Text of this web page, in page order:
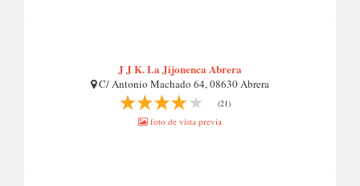
J J K. La Jijonenca Abrera
C/ Antonio Machado 64, 08630 Abrera
(21)
foto de vista previa